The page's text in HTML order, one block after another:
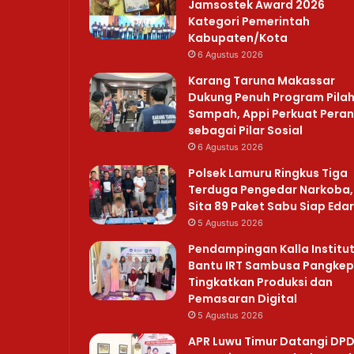
Jamsostek Award 2026
Kategori Pemerintah
Kabupaten/Kota
6 Agustus 2026
Karang Taruna Makassar
Dukung Penuh Program Pilah
Sampah, Appi Perkuat Peran
sebagai Pilar Sosial
6 Agustus 2026
Polsek Lamuru Ringkus Tiga
Terduga Pengedar Narkoba,
Sita 89 Paket Sabu Siap Edar
5 Agustus 2026
Pendampingan Kalla
Bantu IRT Sambusa Pangkep
Tingkatkan Produksi dan
Pemasaran Digital
5 Agustus 2026
APR Luwu Timur Datangi DPD